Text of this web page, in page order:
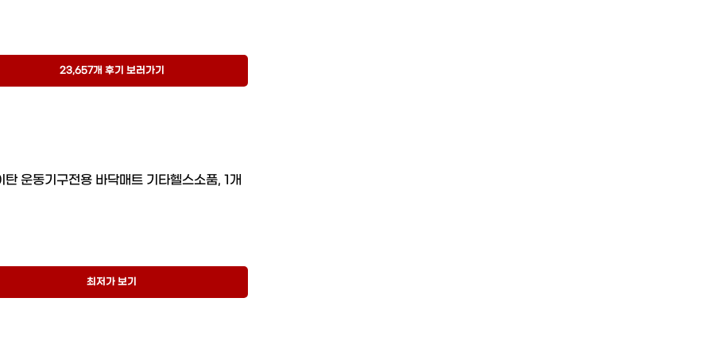
23,657개 후기 보러가기
탄 운동기구전용 바닥매트 기타헬스소품, 1개
최저가 보기